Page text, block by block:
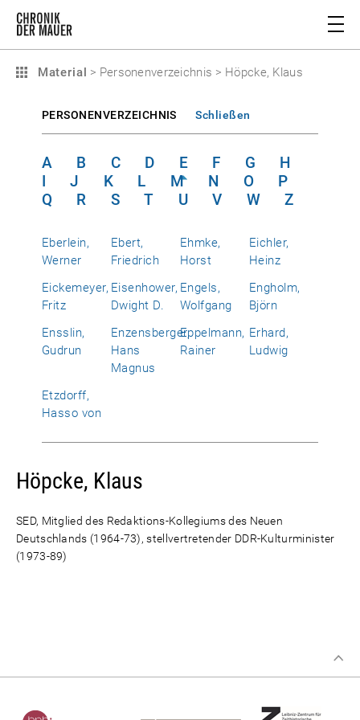
Material > Personenverzeichnis > Höpcke, Klaus
PERSONENVERZEICHNIS Schließen
A B C D E F G
H
I
J K L M N O
P
Q
R S T U V W Z
Eberlein,
Werner
Ebert,
Friedrich
Ehmke,
Horst
Eichler,
Heinz
Eickemeyer,
Fritz
Eisenhower,
Dwight D.
Engels,
Wolfgang
Engholm,
Björn
Ensslin,
Gudrun
Enzensberger,
Hans
Magnus
Eppelmann,
Rainer
Erhard,
Ludwig
Etzdorff,
Hasso von
Höpcke, Klaus
SED, Mitglied des Redaktions-Kollegiums des Neuen
Deutschlands (1964-73), stellvertretender DDR-Kulturminister
(1973-89)